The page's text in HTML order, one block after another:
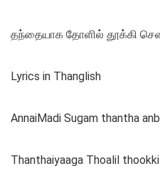
தந்தையாக தோளில் தூக்கி
Lyrics in Thanglish
AnnaiMadi Sugam thantha
Thanthaiyaaga Thoalil